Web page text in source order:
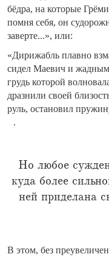
бёдра, на которые
помня себя, он
заверте...», или:
«Дирижабль плавно
сидел Маевич и
грудь которой
дразнили своей
руль, остановил
.
Но любое
куда более
ней приделана
В этом, без